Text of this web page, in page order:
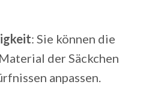
: Sie können die
der Säckchen
anpassen.